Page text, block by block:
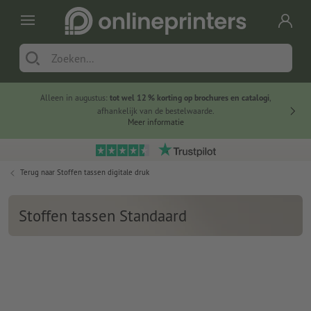
Alleen in augustus: tot wel 12 % korting op brochures en catalogi,
afhankelijk van de bestelwaarde.
Meer informatie
Terug naar Stoffen tassen digitale druk
Stoffen tassen Standaard